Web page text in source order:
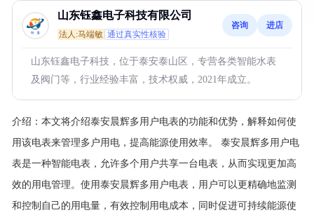
山东钰鑫电子科技有限公司
法人:马端敏 通过真实性核验
咨询 进店
山东钰鑫电子科技，位于泰安泰山区，专营各类智能水表
及阀门等，行业经验丰富，技术权威，2021年成立。
介绍： 本文将介绍泰安晨辉多用户电表的功能和优势，解释如何使
用该电表来管理多户用电，提高能源使用效率。
泰安晨辉多用户电
表是一种智能电表，允许多个用户共享一台电表，从而实现更加高
效的用电管理。使用泰安晨辉多用户电表，用户可以更精确地监测
和控制自己的用电量，有效控制用电成本，同时促进可持续能源使